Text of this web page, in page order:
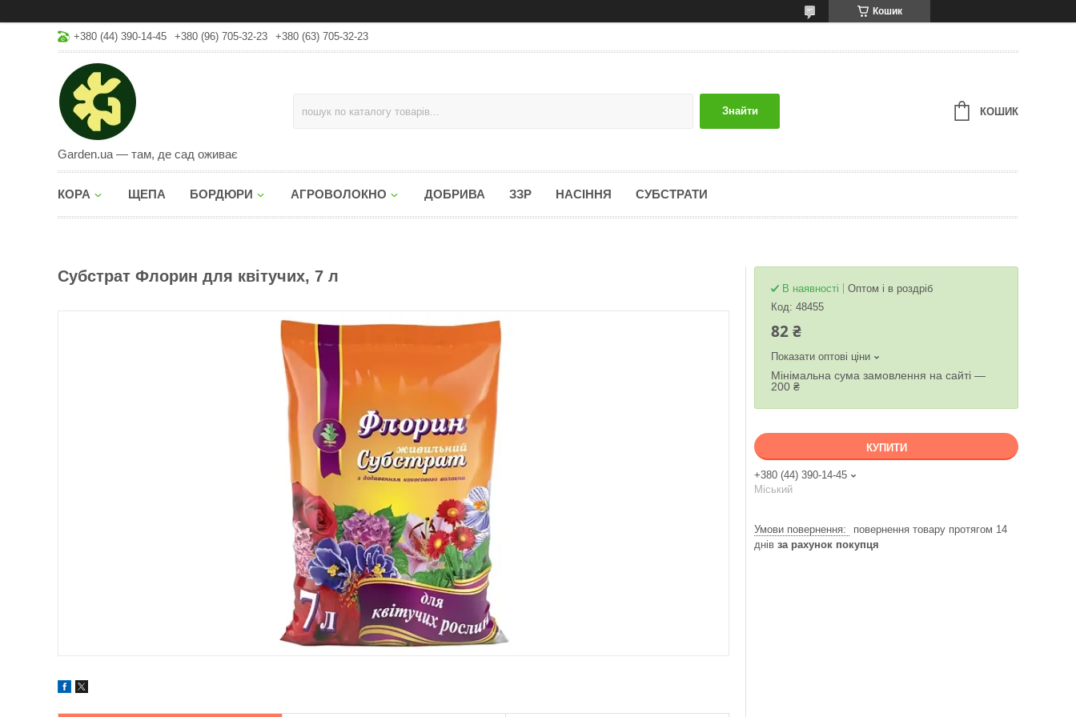
Кошик
+380 (44) 390-14-45 +380 (96) 705-32-23 +380 (63) 705-32-23
Garden.ua — там, де сад оживає
Знайти КОШИК
КОРА ЩЕПА БОРДЮРИ АГРОВОЛОКНО ДОБРИВА ЗЗР НАСІННЯ СУБСТРАТИ
Субстрат Флорин для квітучих, 7 л
В наявності
Оптом і в роздріб
Код: 48455
82 ₴
Показати оптові ціни
Мінімальна сума замовлення на сайті —
200 ₴
КУПИТИ
+380 (44) 390-14-45
Міський
повернення товару протягом 14
днів за рахунок покупця